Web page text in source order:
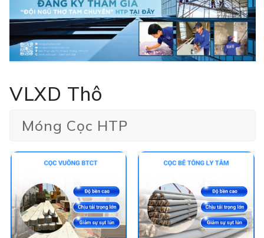
VLXD Thô
Móng Cọc HTP